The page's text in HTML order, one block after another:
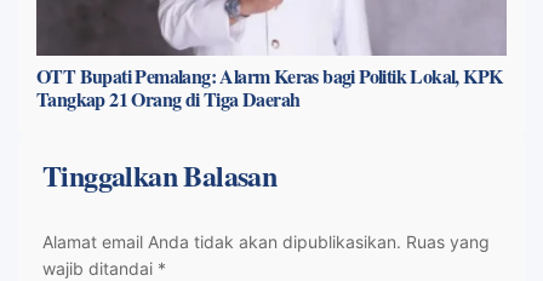
OTT Bupati Pemalang: Alarm Keras bagi Politik Lokal, KPK
Tangkap 21 Orang di Tiga Daerah
Tinggalkan Balasan
Alamat email Anda tidak akan dipublikasikan. Ruas yang
wajib ditandai *